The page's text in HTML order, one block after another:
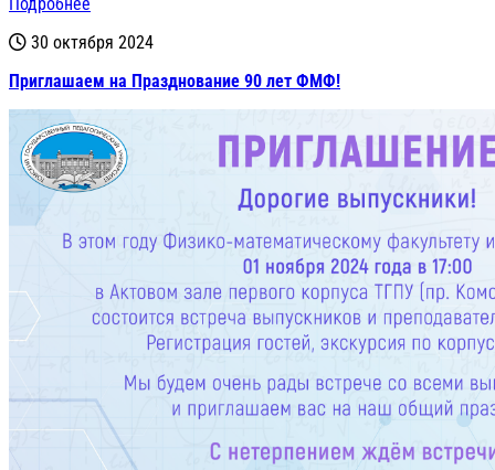
30 октября 2024
Приглашаем на Празднование 90 лет ФМФ!